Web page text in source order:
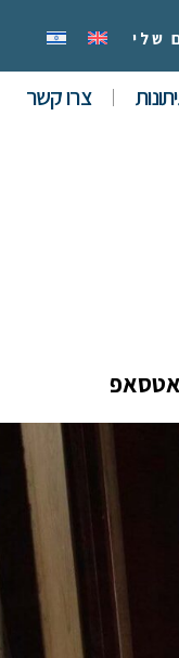
שלי
צרו קשר